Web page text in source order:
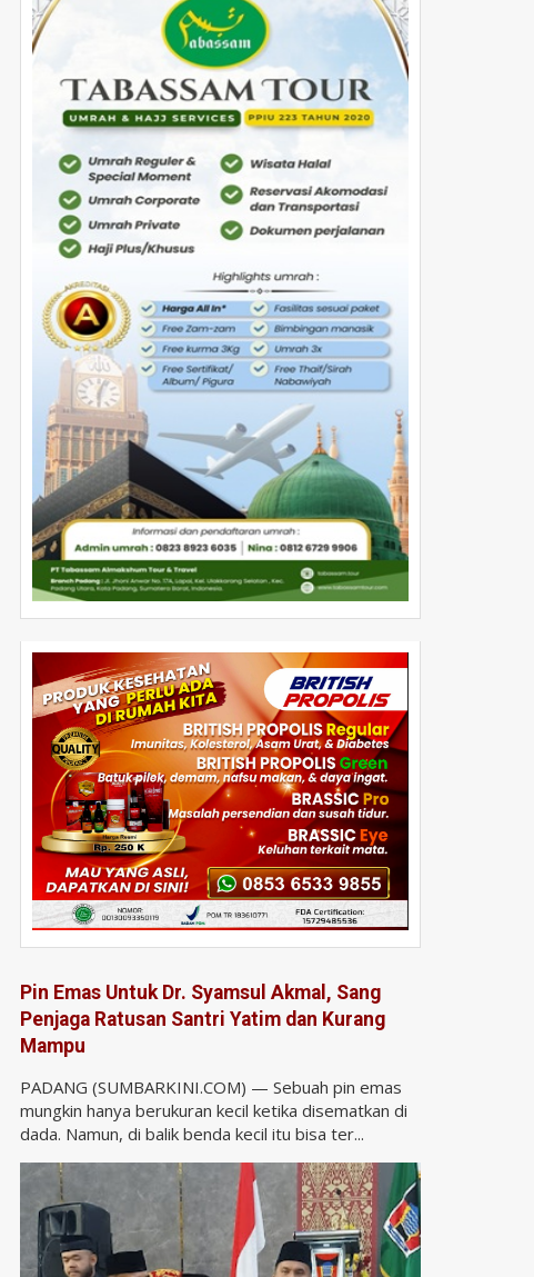
Pin Emas Untuk Dr. Syamsul Akmal, Sang
Penjaga Ratusan Santri Yatim dan Kurang
Mampu
PADANG (SUMBARKINI.COM) — Sebuah pin emas
mungkin hanya berukuran kecil ketika disematkan di
dada. Namun, di balik benda kecil itu bisa ter...